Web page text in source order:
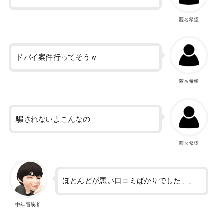
匿名希望
匿名希望
ドバイ案件行ってそうｗ
匿名希望
騙されないよこんなの
中年冒険者
ほとんどが悪い口コミばかりでした、、